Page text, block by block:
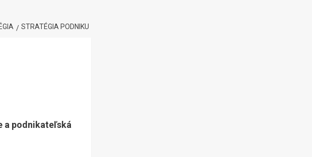
STRATÉGIA PODNIKU
a podnikateľská